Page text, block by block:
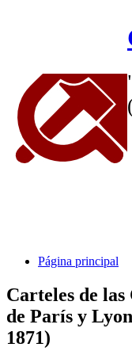
Página principal
Carteles de las
de París y
1871)